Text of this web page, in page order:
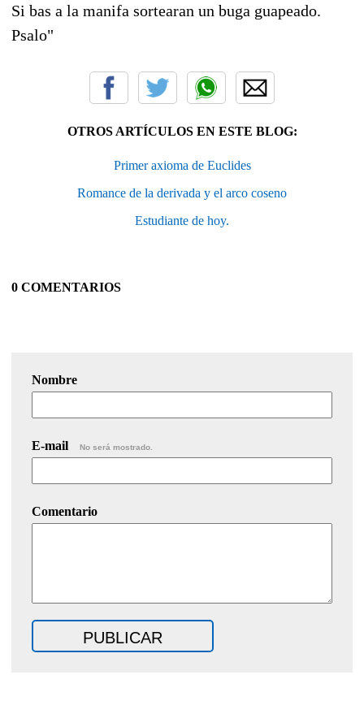
Si bas a la manifa sortearan un buga guapeado.
Psalo"
OTROS ARTÍCULOS EN ESTE BLOG:
Primer axioma de Euclides
Romance de la derivada y el arco coseno
Estudiante de hoy.
0 COMENTARIOS
Nombre
E-mail No será mostrado.
Comentario